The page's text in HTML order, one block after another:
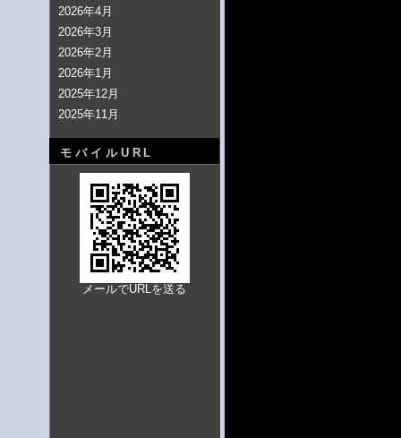
2026年4月
2026年3月
2026年2月
2026年1月
2025年12月
2025年11月
モバイルURL
メールでURLを送る